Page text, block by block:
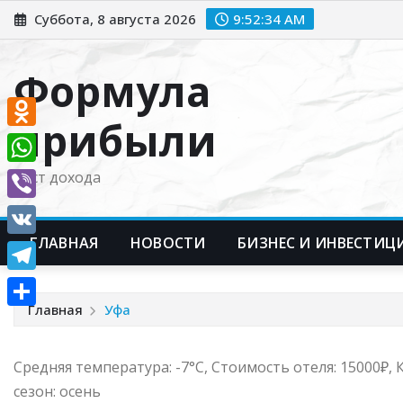
Перейти
к
Суббота, 8 августа 2026 9:52:35 AM
Формула
прибыли
Рост дохода
ГЛАВНАЯ НОВОСТИ БИЗНЕС И
Главная Уфа
Средняя температура: -7°C, Стоимость отеля:
сезон: осень
Odnoklassniki
WhatsApp
Viber
VK
Telegram
Отправить